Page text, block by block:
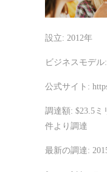
設立: 2012年
ビジネスモデル
公式サイト:
調達額: $23.5
件より調達
最新の調達: